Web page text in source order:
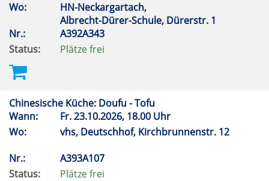
Wo:
HN-Neckargartach,
Albrecht-Dürer-Schule, Dürerstr. 1
Nr.:
A392A343
Status:
Plätze frei
Chinesische Küche: Doufu - Tofu
Wann:
Fr.23.10.2026, 18.00 Uhr
Wo:
vhs, Deutschhof, Kirchbrunnenstr. 12
Nr.:
A393A107
Status:
Plätze frei